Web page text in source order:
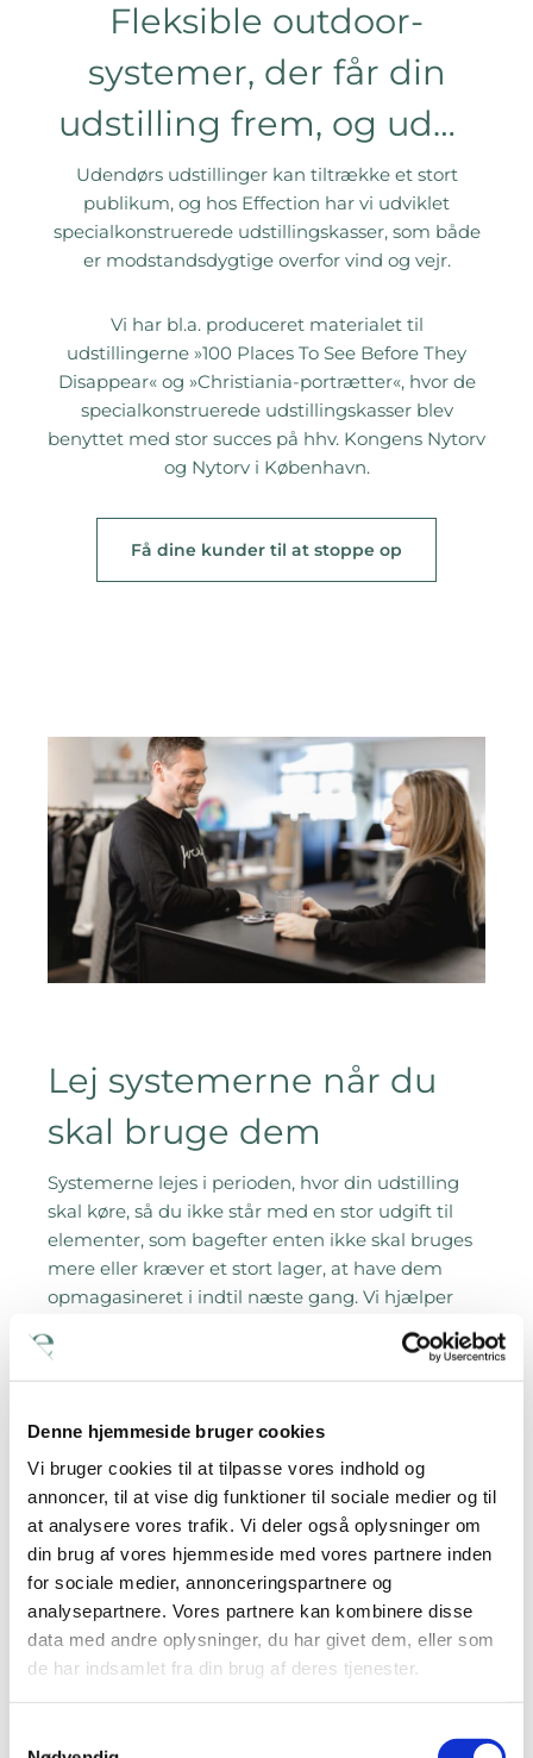
Denne hjemmeside bruger cookies
Vi bruger cookies til at tilpasse vores indhold og
annoncer, til at vise dig funktioner til sociale medier og til
at analysere vores trafik. Vi deler også oplysninger om
din brug af vores hjemmeside med vores partnere inden
for sociale medier, annonceringspartnere og
analysepartnere. Vores partnere kan kombinere disse
data med andre oplysninger, du har givet dem, eller som
de har indsamlet fra din brug af deres tjenester.
Fleksible outdoor-
systemer, der får din
udstilling frem, og ud…
Udendørs udstillinger kan tiltrække et stort
publikum, og hos Effection har vi udviklet
specialkonstruerede udstillingskasser, som både
er modstandsdygtige overfor vind og vejr.
Vi har bl.a. produceret materialet til
udstillingerne »100 Places To See Before They
Disappear« og »Christiania-portrætter«, hvor de
specialkonstruerede udstillingskasser blev
benyttet med stor succes på hhv. Kongens Nytorv
og Nytorv i København.
Få dine kunder til at stoppe op
Lej systemerne når du
skal bruge dem
Systemerne lejes i perioden, hvor din udstilling
skal køre, så du ikke står med en stor udgift til
elementer, som bagefter enten ikke skal bruges
mere eller kræver et stort lager, at have dem
opmagasineret i indtil næste gang. Vi hjælper
nedtagning.
udstillingssystemer.